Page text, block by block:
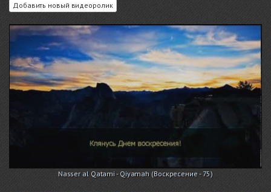
Добавить новый видеоролик
Nasser al Qatami - Qiyamah (Воскресение - 75)